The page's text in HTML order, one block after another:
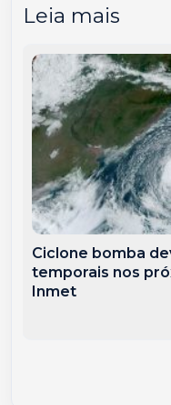
Leia mais
Ciclone bomba
temporais nos
Inmet